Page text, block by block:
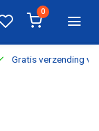
0
Gratis verzending